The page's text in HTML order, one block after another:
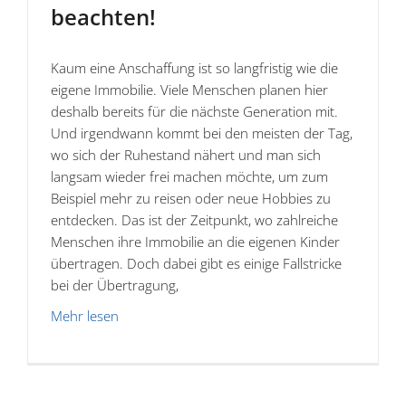
beachten!
Kaum eine Anschaffung ist so langfristig wie die
eigene Immobilie. Viele Menschen planen hier
deshalb bereits für die nächste Generation mit.
Und irgendwann kommt bei den meisten der Tag,
wo sich der Ruhestand nähert und man sich
langsam wieder frei machen möchte, um zum
Beispiel mehr zu reisen oder neue Hobbies zu
entdecken. Das ist der Zeitpunkt, wo zahlreiche
Menschen ihre Immobilie an die eigenen Kinder
übertragen. Doch dabei gibt es einige Fallstricke
bei der Übertragung,
Mehr lesen